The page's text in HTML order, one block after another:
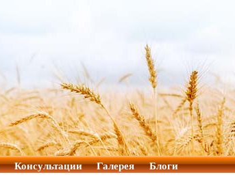
Консультации Галерея Блоги